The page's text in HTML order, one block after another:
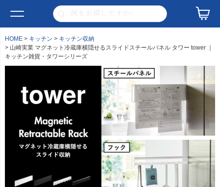
HOME キッチン
キッチン収納
山崎実業 マグネット冷蔵庫横隠せるスライドスチールパネル タワー tower ｜
キッチン雑貨・タワーシリーズ